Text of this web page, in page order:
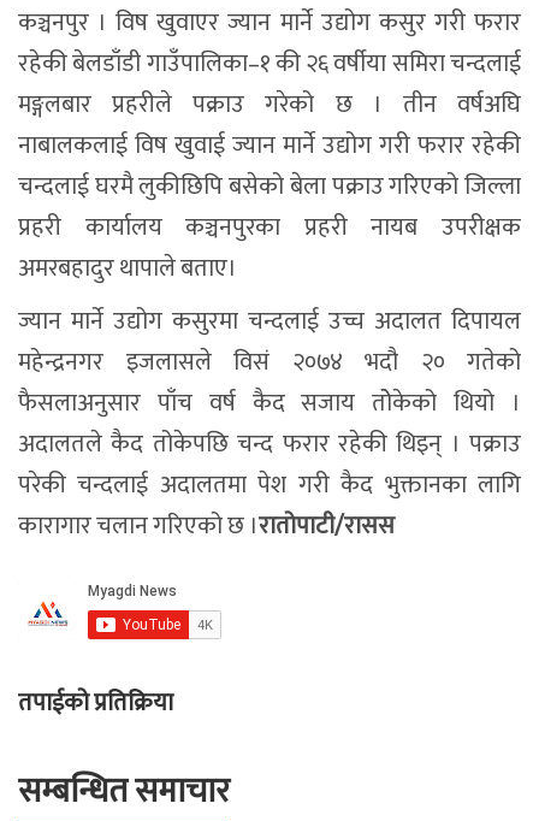
कञ्चनपुर । विष खुवाएर ज्यान मार्ने उद्योग कसुर गरी फरार
रहेकी बेलडाँडी गाउँपालिका–१ की २६ वर्षीया समिरा चन्दलाई
मङ्गलबार प्रहरीले पक्राउ गरेको छ । तीन वर्षअघि
नाबालकलाई विष खुवाई ज्यान मार्ने उद्योग गरी फरार रहेकी
चन्दलाई घरमै लुकीछिपि बसेको बेला पक्राउ गरिएको जिल्ला
प्रहरी कार्यालय कञ्चनपुरका प्रहरी नायब उपरीक्षक
अमरबहादुर थापाले बताए।
ज्यान मार्ने उद्योग कसुरमा चन्दलाई उच्च अदालत दिपायल
महेन्द्रनगर इजलासले विसं २०७४ भदौ २० गतेको
फैसलाअनुसार पाँच वर्ष कैद सजाय तोेकेको थियो ।
अदालतले कैद तोकेपछि चन्द फरार रहेकी थिइन् । पक्राउ
परेकी चन्दलाई अदालतमा पेश गरी कैद भुक्तानका लागि
कारागार चलान गरिएको छ ।रातोपाटी/रासस
तपाईको प्रतिक्रिया
सम्बन्धित समाचार